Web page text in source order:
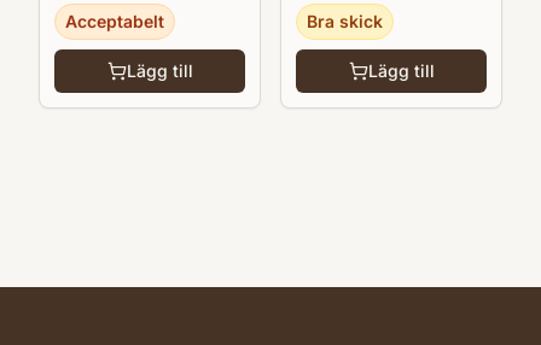
Acceptabelt
Lägg till
Bra skick
Lägg till